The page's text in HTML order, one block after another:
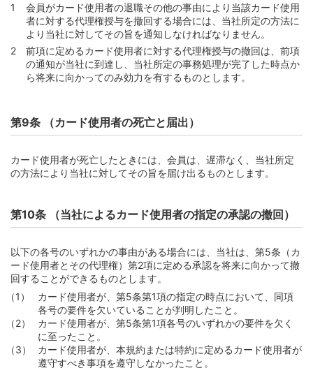
第65条 （利率）
第66条 （利率の変更）
第67条 （キャッシングサービス手数料の計算方法）
第4節 返済日と返済額等
第1節 締切日および約定支払日
第70条 （事務処理の都合による締切日および約定支払日
第71条 （ご利用明細書の発行および確認義務）
第72条 （ご利用明細の提供および確認義務）
第73条 （口座振替による支払）
第74条 （再振替）
第75条 （口座振替によることができない場合）
第76条 （振込による支払）
第3節 期限後の支払
会員がカード使用者の退職その他の事由により当該カード使用
者に対する代理権授与を撤回する場合には、当社所定の方法に
より当社に対してその旨を通知しなければなりません。
前項に定めるカード使用者に対する代理権授与の撤回は、前項
の通知が当社に到達し、当社所定の事務処理が完了した時点か
ら将来に向かってのみ効力を有するものとします。
第9条 （カード使用者の死亡と届出）
カード使用者が死亡したときには、会員は、遅滞なく、当社所定
の方法により当社に対してその旨を届け出るものとします。
第10条 （当社によるカード使用者の指定の承認の撤回）
以下の各号のいずれかの事由がある場合には、当社は、第5条（カ
ード使用者とその代理権）第2項に定める承認を将来に向かって撤
回することができるものとします。
カード使用者が、第5条第1項の指定の時点において、同項
各号の要件を欠いていることが判明したこと。
カード使用者が、第5条第1項各号のいずれかの要件を欠く
に至ったこと。
カード使用者が、本規約または特約に定めるカード使用者が
遵守すべき事項を遵守しなかったこと。